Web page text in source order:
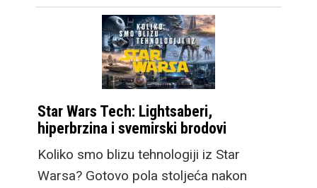
Star Wars Tech: Lightsaberi,
hiperbrzina i svemirski brodovi
Koliko smo blizu tehnologiji iz Star
Warsa? Gotovo pola stoljeća nakon